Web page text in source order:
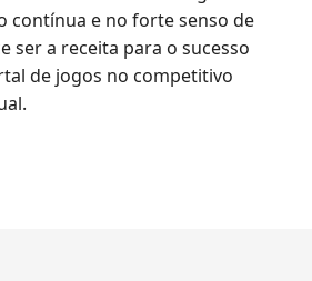
contínua e no forte senso de
ser a receita para o sucesso
de jogos no competitivo